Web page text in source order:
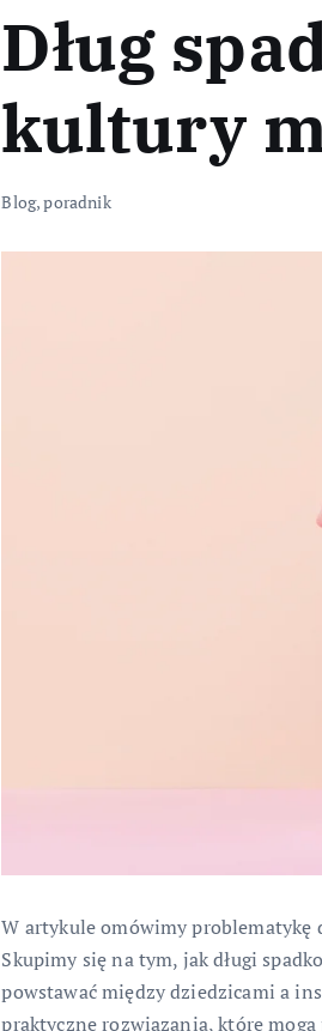
Dług
kultury
Blog,poradnik
W artykule omówimy problematykę
Skupimy się na tym, jak długi
powstawać między dziedzicami a
praktyczne rozwiązania, które